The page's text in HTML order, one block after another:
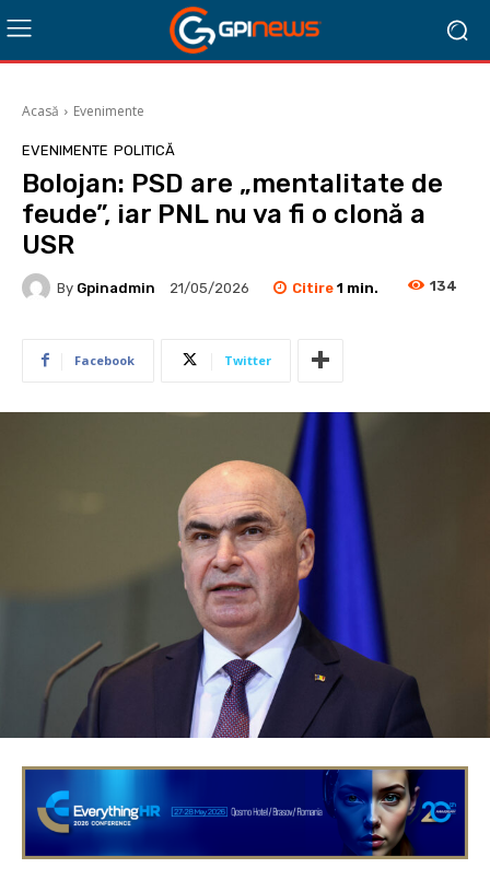
Acasă Evenimente
EVENIMENTE POLITICĂ
Bolojan: PSD are „mentalitate de
feude”, iar PNL nu va fi o clonă a
USR
By Gpinadmin 21/05/2026 Citire 1 min. 134
Facebook Twitter